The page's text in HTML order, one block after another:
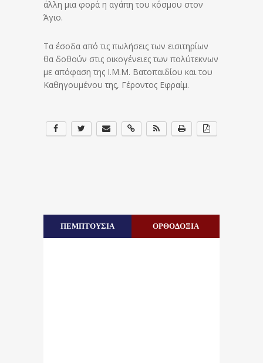
άλλη μια φορά η αγάπη του κόσμου στον
Άγιο.
Τα έσοδα από τις πωλήσεις των εισιτηρίων
θα δοθούν στις οικογένειες των πολύτεκνων
με απόφαση της Ι.Μ.Μ. Βατοπαιδίου και του
Καθηγουμένου της, Γέροντος Εφραίμ.
ΠΕΜΠΤΟΥΣΙΑ ΟΡΘΟΔΟΞΙΑ